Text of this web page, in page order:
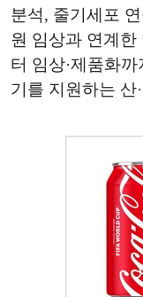
분석, 줄기세포
원 임상과 연계한
터 임상·제품화
기를 지원하는 산